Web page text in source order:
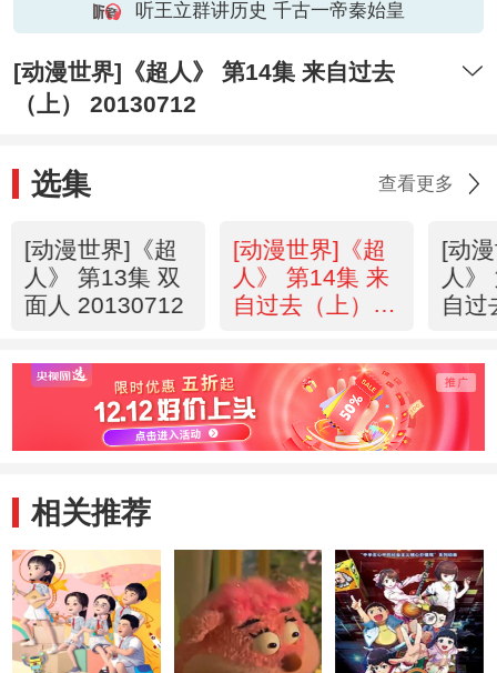
听王立群讲历史 千古一帝秦始皇
[动漫世界]《超人》 第14集 来自过去
（上） 20130712
选集 查看更多
[动漫世界]《超
人》 第13集 双
面人 20130712
[动漫世界]《超
人》 第14集 来
自过去（上）
[动
人
自过
相关推荐